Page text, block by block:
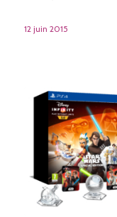
12 juin 2015